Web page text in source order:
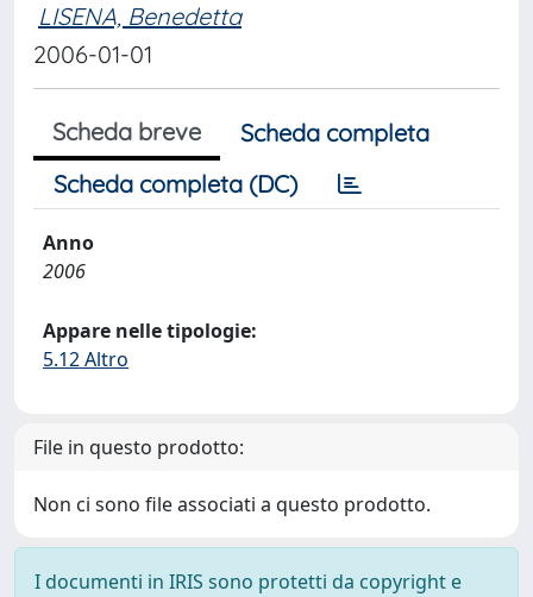
LISENA, Benedetta
2006-01-01
Scheda breve
Scheda completa
Scheda completa (DC)
Anno
2006
Appare nelle tipologie:
5.12 Altro
File in questo prodotto:
Non ci sono file associati a questo prodotto.
I documenti in IRIS sono protetti da copyright e